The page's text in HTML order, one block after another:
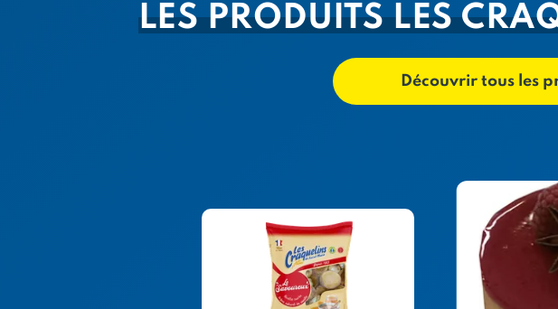
LES PRODUITS LES
Découvrir tous les